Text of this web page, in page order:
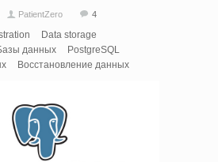
PatientZero 4
Data storage
данных
PostgreSQL
Восстановление данных